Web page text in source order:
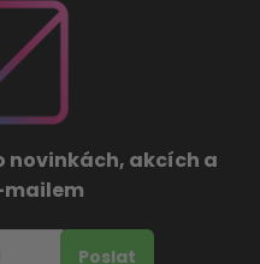
novinkách, akcích a
mailem